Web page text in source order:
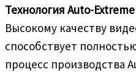
Технология Auto-Extreme
Высокому качеству
способствует
процесс производства